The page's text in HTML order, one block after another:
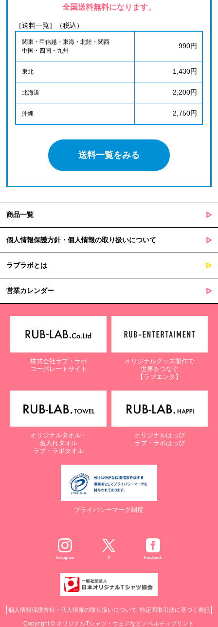
全国送料無料になります。
［送料一覧］（税込）
関東・甲信越・東海・北陸・関西
中国・四国・九州
990円
東北 1,430円
北海道 2,200円
沖縄 2,750円
送料一覧をみる
商品一覧
個人情報保護方針・個人情報の取り扱いについて
ラブラボとは
営業カレンダー
株式会社ラブ・ラボ
コーポレートサイト
オリジナルグッズ製作で
世界をつなぐ
【ラブエンタ】
オリジナルタオル・
名入れタオル
ラブ・ラボタオル
オリジナルはっぴ
ラブ・ラボはっぴ
プライバシーマーク制度
Instagram X Facebook
個人情報保護方針・個人情報の取り扱いについて 特定商取引法に基づく表記
Copyright © オリジナルTシャツ・ウェアなどノベルティプリント